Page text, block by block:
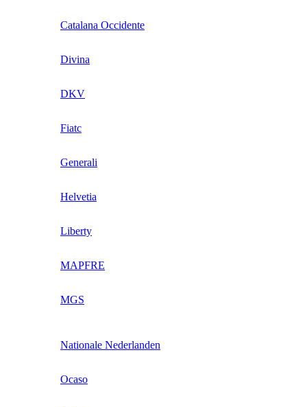
Catalana Occidente
Divina
DKV
Fiatc
Generali
Helvetia
Liberty
MAPFRE
MGS
Nationale Nederlanden
Ocaso